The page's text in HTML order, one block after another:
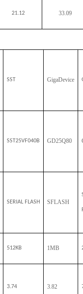
21.12 33.09
SST GigaDevice
SST25VF040B GD25Q80
SERIAL FLASH SFLASH
512KB 1MB
3.74 3.82